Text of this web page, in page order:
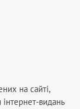
на сайті,
видань